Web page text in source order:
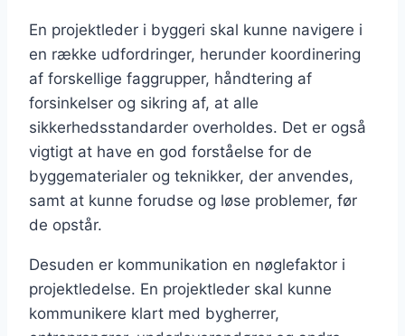
En projektleder i byggeri skal kunne navigere i
en række udfordringer, herunder koordinering
af forskellige faggrupper, håndtering af
forsinkelser og sikring af, at alle
sikkerhedsstandarder overholdes. Det er også
vigtigt at have en god forståelse for de
byggematerialer og teknikker, der anvendes,
samt at kunne forudse og løse problemer, før
de opstår.
Desuden er kommunikation en nøglefaktor i
projektledelse. En projektleder skal kunne
kommunikere klart med bygherrer,